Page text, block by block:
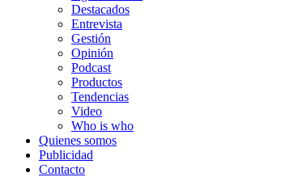
Destacados
Entrevista
Gestión
Opinión
Podcast
Productos
Tendencias
Video
Who is who
Quienes somos
Publicidad
Contacto